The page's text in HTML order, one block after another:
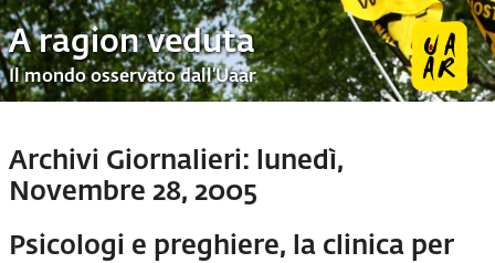
A ragion veduta
Il mondo osservato dall’Uaar
Archivi Giornalieri: lunedì,
Novembre 28, 2005
Psicologi e preghiere, la clinica per